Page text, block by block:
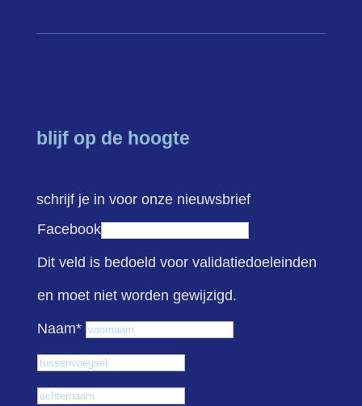
blijf op de hoogte
schrijf je in voor onze nieuwsbrief
Facebook
Dit veld is bedoeld voor validatiedoeleinden
en moet niet worden gewijzigd.
Naam*